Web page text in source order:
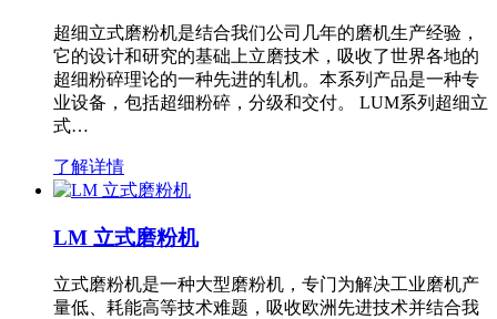
超细立式磨粉机是结合我们公司几年的磨机生产经验，
它的设计和研究的基础上立磨技术，吸收了世界各地的
超细粉碎理论的一种先进的轧机。本系列产品是一种专
业设备，包括超细粉碎，分级和交付。 LUM系列超细立
式…
了解详情
LM 立式磨粉机
立式磨粉机是一种大型磨粉机，专门为解决工业磨机产
量低、耗能高等技术难题，吸收欧洲先进技术并结合我